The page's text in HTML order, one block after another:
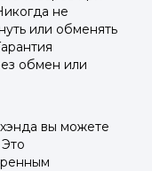
не
или обменять
обмен или
вы можете